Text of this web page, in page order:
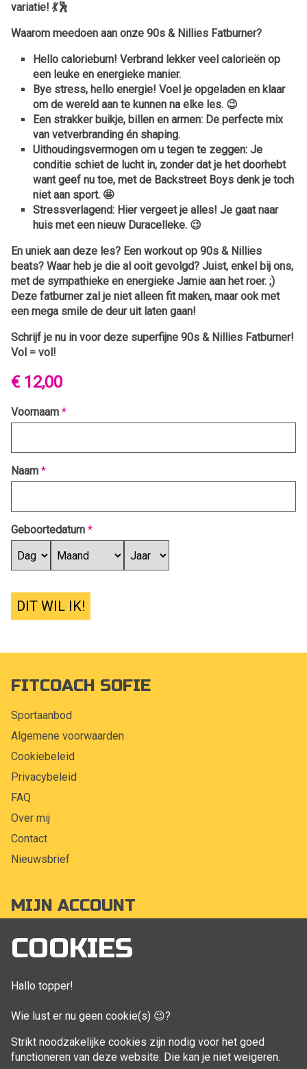
COOKIES
Hallo topper!
Wie lust er nu geen cookie(s) 😉?
Strikt noodzakelijke cookies zijn nodig voor het goed
functioneren van deze website. Die kan je niet weigeren.
variatie! 💃🕺
Waarom meedoen aan onze 90s & Nillies Fatburner?
Hello calorieburn! Verbrand lekker veel calorieën op
een leuke en energieke manier.
Bye stress, hello energie! Voel je opgeladen en klaar
om de wereld aan te kunnen na elke les. 😉
Een strakker buikje, billen en armen: De perfecte mix
van vetverbranding én shaping.
Uithoudingsvermogen om u tegen te zeggen: Je
conditie schiet de lucht in, zonder dat je het doorhebt
want geef nu toe, met de Backstreet Boys denk je toch
niet aan sport. 🤩
Stressverlagend: Hier vergeet je alles! Je gaat naar
huis met een nieuw Duracelleke. 😉
En uniek aan deze les? Een workout op 90s & Nillies
beats? Waar heb je die al ooit gevolgd? Juist, enkel bij ons,
met de sympathieke en energieke Jamie aan het roer. ;)
Deze fatburner zal je niet alleen fit maken, maar ook met
een mega smile de deur uit laten gaan!
Schrijf je nu in voor deze superfijne 90s & Nillies Fatburner!
Vol = vol!
€ 12,00
Voornaam *
Naam *
Geboortedatum *
DIT WIL IK!
FITCOACH SOFIE
Sportaanbod
Algemene voorwaarden
Cookiebeleid
Privacybeleid
FAQ
Over mij
Contact
Nieuwsbrief
MIJN ACCOUNT
Mijn account
Bestellingen
Aankoop beheren
VOLG MIJ